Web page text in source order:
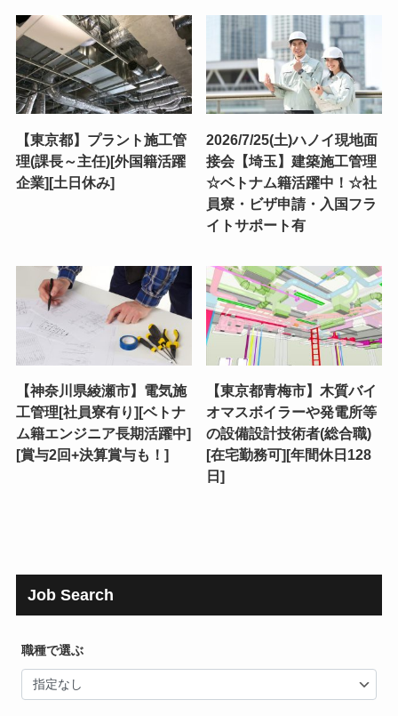
【東京都】プラント施工管
理(課長～主任)[外国籍活躍
企業][土日休み]
2026/7/25(土)ハノイ現地面
接会【埼玉】建築施工管理
☆ベトナム籍活躍中！☆社
員寮・ビザ申請・入国フラ
イトサポート有
【神奈川県綾瀬市】電気施
工管理[社員寮有り][ベトナ
ム籍エンジニア長期活躍中]
[賞与2回+決算賞与も！]
【東京都青梅市】木質バイ
オマスボイラーや発電所等
の設備設計技術者(総合職)
[在宅勤務可][年間休日128
日]
Job Search
職種で選ぶ